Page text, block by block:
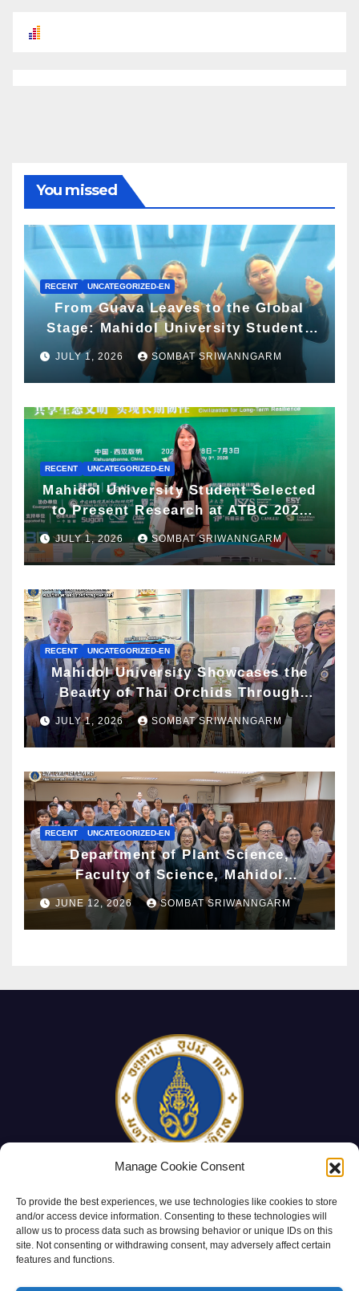
Manage Cookie Consent
To provide the best experiences, we use technologies like cookies to store
and/or access device information. Consenting to these technologies will
allow us to process data such as browsing behavior or unique IDs on this
site. Not consenting or withdrawing consent, may adversely affect certain
features and functions.
You missed
RECENT UNCATEGORIZED-EN
From Guava Leaves to the Global
Stage: Mahidol University Students
Present Innovative Wellness
Business Concept at World Spa &
JULY 1, 2026 SOMBAT SRIWANNGARM
RECENT UNCATEGORIZED-EN
Mahidol University Student Selected
to Present Research at ATBC 2026
and Awarded ATBC Travel Grant
JULY 1, 2026 SOMBAT SRIWANNGARM
RECENT UNCATEGORIZED-EN
Mahidol University Showcases the
Beauty of Thai Orchids Through
Botanical Art at the “Orchids of
Siam: In the Name of Seidenfaden”
JULY 1, 2026 SOMBAT SRIWANNGARM
RECENT UNCATEGORIZED-EN
Department of Plant Science,
Faculty of Science, Mahidol
University Hosts Archaeobotany
Workshop to Advance Knowledge of
JUNE 12, 2026 SOMBAT SRIWANNGARM
Mahidol University
Department of Plant Science